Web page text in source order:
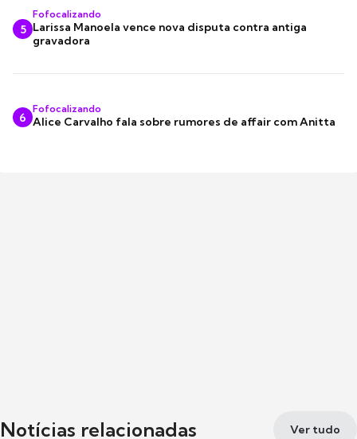
5
Fofocalizando
Larissa Manoela vence nova disputa contra antiga
gravadora
6
Fofocalizando
Alice Carvalho fala sobre rumores de affair com Anitta
Notícias relacionadas Ver tudo